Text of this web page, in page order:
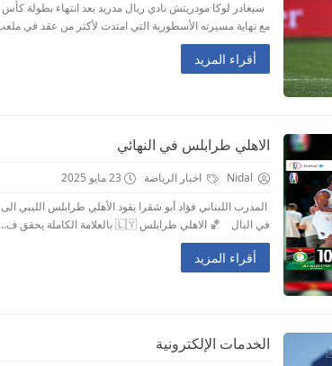
مع نهاية مسيرته الأسطورية التي امتدت لأكثر من عقد في
أقراء المزيد
الاهلي طرابلس في النهائي
Nidal اخبار الرياضة
23 مايو 2025
المدرب اللبناني فؤاد أبو شقرا يقود الأهلي طرابلس الليبي الى
في البال 🏀 الاهلي طرابلس 🇱🇾 بالعلامة الكاملة يحقق ف...
أقراء المزيد
الخدمات الإلكترونية